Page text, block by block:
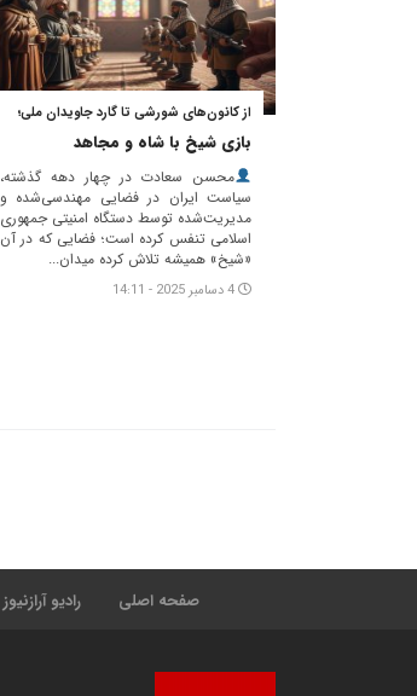
از کانون‌های شورشی تا گارد جاویدان ملی؛
بازی شیخ با شاه و مجاهد
محسن سعادت در چهار دهه گذشته،
سیاست ایران در فضایی مهندسی‌شده و
مدیریت‌شده توسط دستگاه امنیتی جمهوری
اسلامی تنفس کرده است؛ فضایی که در آن
«شیخ» همیشه تلاش کرده میدان...
4 دسامبر 2025 - 14:11
صفحه اصلی رادیو آرازنیوز